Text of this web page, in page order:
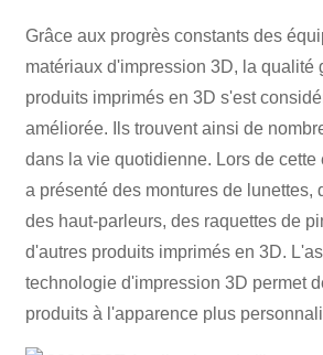
Grâce aux progrès constants des
matériaux d'impression 3D, la qualité
produits imprimés en 3D s'est
améliorée. Ils trouvent ainsi de
dans la vie quotidienne. Lors de cette
a présenté des montures de lunettes,
des haut-parleurs, des raquettes de
d'autres produits imprimés en 3D.
technologie d'impression 3D permet
produits à l'apparence plus